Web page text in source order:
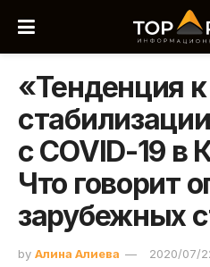
«Тенденция к
с COVID-19 в
Что говорит
зарубежных
by Алина Алиева 2020/07/